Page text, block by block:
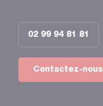
02 99 94 81 81
Contactez-nous